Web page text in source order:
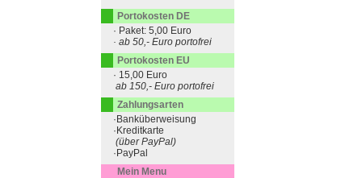
Portokosten DE
· Paket: 5,00 Euro
· ab 50,- Euro portofrei
Portokosten EU
· 15,00 Euro
ab 150,- Euro portofrei
Zahlungsarten
·Banküberweisung
·Kreditkarte
(über PayPal)
·PayPal
Mein Menu